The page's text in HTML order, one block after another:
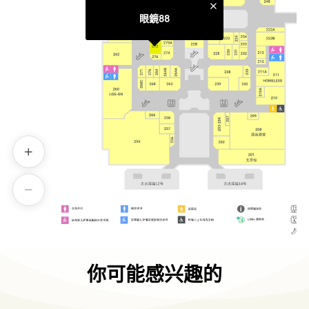
眼鏡88
你可能感兴趣的